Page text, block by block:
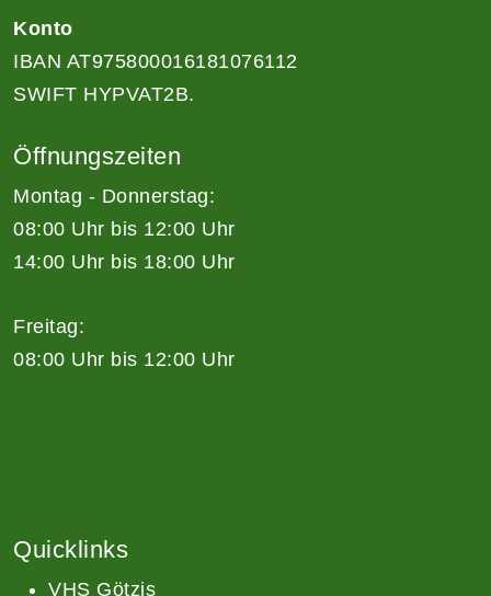
Konto
IBAN AT975800016181076112
SWIFT HYPVAT2B.
Öffnungszeiten
Montag - Donnerstag:
08:00 Uhr bis 12:00 Uhr
14:00 Uhr bis 18:00 Uhr
Freitag:
08:00 Uhr bis 12:00 Uhr
Quicklinks
VHS Götzis